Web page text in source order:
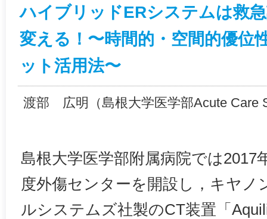
ハイブリッドERシステムは救
変える！〜時間的・空間的優位
ット活用法〜
渡部 広明（島根大学医学部Acute Care
島根大学医学部附属病院では2017
度外傷センターを開設し，キヤノ
ルシステムズ社製のCT装置「